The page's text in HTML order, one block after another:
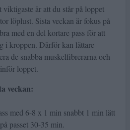
viktigaste är att du står på loppet
löplust. Sista veckan är fokus på
med en del kortare pass för att
i kroppen. Därför kan lättare
de snabba muskelfibrerarna och
loppet.
veckan:
med 6-8 x 1 min snabbt 1 min lätt
passet 30-35 min.